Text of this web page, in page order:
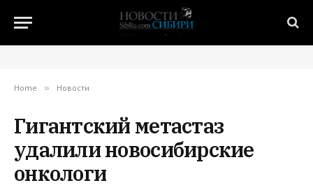
Home » Новости
Гигантский метастаз
удалили новосибирские
онкологи